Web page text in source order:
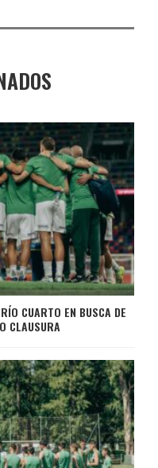
CUARTO EN BUSCA DE
CLAUSURA